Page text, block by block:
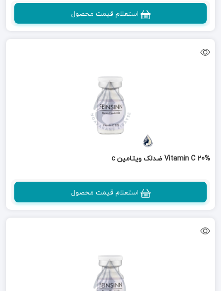
استعلام قیمت محصول
Vitamin C 20% ضدلک ویتامین c
استعلام قیمت محصول